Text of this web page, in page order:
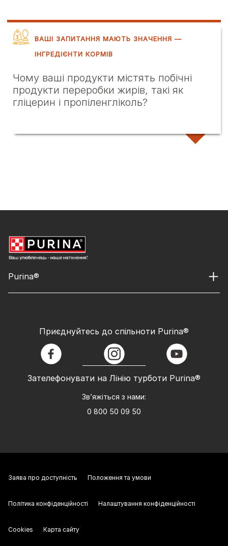
ВАШІ ЗАПИТАННЯ МАЮТЬ ЗНАЧЕННЯ —
ІНГРЕДІЄНТИ КОРМІВ
Чому ваші продукти містять побічні
продукти переробки жирів, такі як
гліцерин і пропіленгліколь?
Purina®
Зателефонувати на Лінію турботи Purina®
Зв’яжіться з нами:
0 800 50 09 50
Приєднуйтесь до спільноти Purina®
facebook instagram youtube
Заява про доступність Положення та умови
Політика конфіденційності Налаштування конфіденційності
Cookies Карта сайту